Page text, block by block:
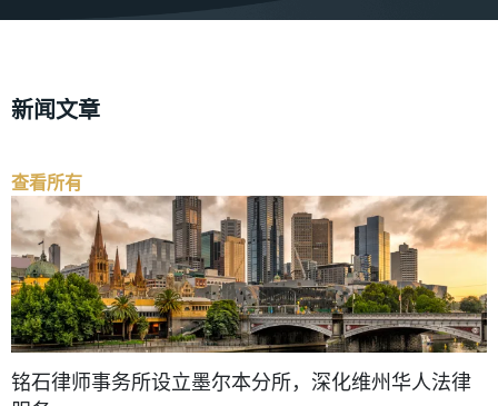
新闻文章
查看所有
铭石律师事务所设立墨尔本分所，深化维州华人法律